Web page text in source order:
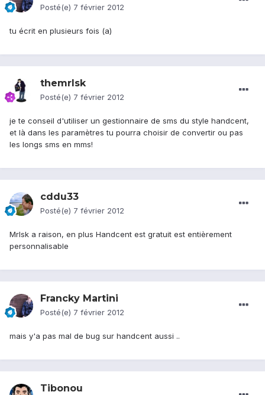
Posté(e) 7 février 2012
tu écrit en plusieurs fois (a)
themrlsk
Posté(e) 7 février 2012
je te conseil d'utiliser un gestionnaire de sms du style handcent,
et là dans les paramètres tu pourra choisir de convertir ou pas
les longs sms en mms!
cddu33
Posté(e) 7 février 2012
Mrlsk a raison, en plus Handcent est gratuit est entièrement
personnalisable
Francky Martini
Posté(e) 7 février 2012
mais y'a pas mal de bug sur handcent aussi ..
Tibonou